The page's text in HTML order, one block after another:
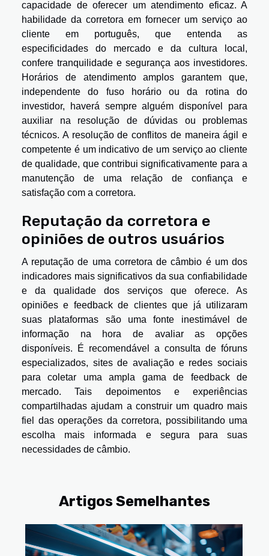
capacidade de oferecer um atendimento eficaz. A
habilidade da corretora em fornecer um serviço ao
cliente em português, que entenda as
especificidades do mercado e da cultura local,
confere tranquilidade e segurança aos investidores.
Horários de atendimento amplos garantem que,
independente do fuso horário ou da rotina do
investidor, haverá sempre alguém disponível para
auxiliar na resolução de dúvidas ou problemas
técnicos. A resolução de conflitos de maneira ágil e
competente é um indicativo de um serviço ao cliente
de qualidade, que contribui significativamente para a
manutenção de uma relação de confiança e
satisfação com a corretora.
Reputação da corretora e
opiniões de outros usuários
A reputação de uma corretora de câmbio é um dos
indicadores mais significativos da sua confiabilidade
e da qualidade dos serviços que oferece. As
opiniões e feedback de clientes que já utilizaram
suas plataformas são uma fonte inestimável de
informação na hora de avaliar as opções
disponíveis. É recomendável a consulta de fóruns
especializados, sites de avaliação e redes sociais
para coletar uma ampla gama de feedback de
mercado. Tais depoimentos e experiências
compartilhadas ajudam a construir um quadro mais
fiel das operações da corretora, possibilitando uma
escolha mais informada e segura para suas
necessidades de câmbio.
Artigos Semelhantes